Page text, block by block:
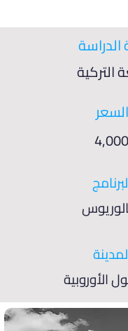
الدراسة
التركية
السعر
4,000
الأوروبية